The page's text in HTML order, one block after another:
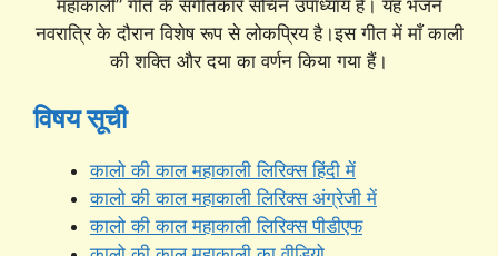
महाकाली” गीत के संगीतकार सचिन उपाध्याय है। यह भजन
नवरात्रि के दौरान विशेष रूप से लोकप्रिय है।इस गीत में माँ काली
की शक्ति और दया का वर्णन किया गया हैं।
विषय सूची
कालो की काल महाकाली लिरिक्स हिंदी में
कालो की काल महाकाली लिरिक्स अंग्रेजी में
कालो की काल महाकाली लिरिक्स पीडीएफ